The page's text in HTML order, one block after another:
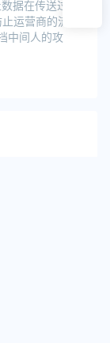
据在传送过
运营商的流
中间人的攻